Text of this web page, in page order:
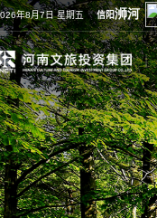
年8月7日 星期五 信阳